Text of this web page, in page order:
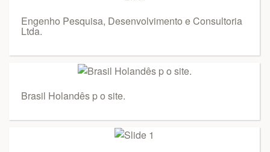
Engenho Pesquisa, Desenvolvimento e Consultoria
Ltda.
Brasil Holandês p o site.